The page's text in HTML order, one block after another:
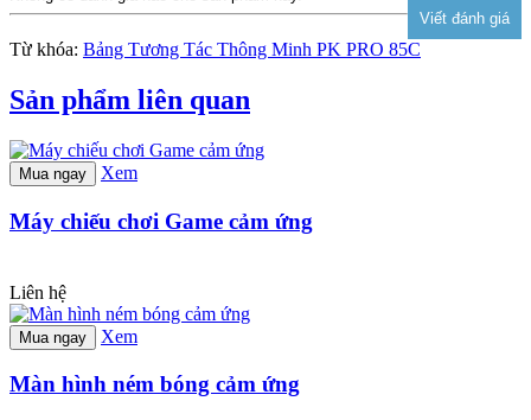
Từ khóa: Bảng Tương Tác Thông Minh PK PRO 85C
Sản phẩm liên quan
Mua ngay Xem
Máy chiếu chơi Game cảm ứng
Liên hệ
Mua ngay Xem
Màn hình ném bóng cảm ứng